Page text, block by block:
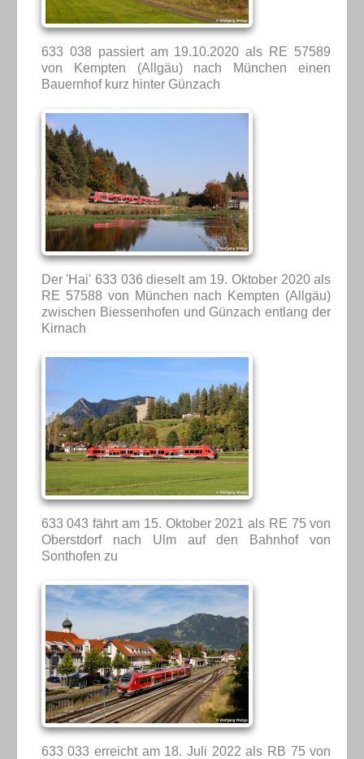
633 038 passiert am 19.10.2020 als RE 57589
von Kempten (Allgäu) nach München einen
Bauernhof kurz hinter Günzach
Der 'Hai' 633 036 dieselt am 19. Oktober 2020 als
RE 57588 von München nach Kempten (Allgäu)
zwischen Biessenhofen und Günzach entlang der
Kirnach
633 043 fährt am 15. Oktober 2021 als RE 75 von
Oberstdorf nach Ulm auf den Bahnhof von
Sonthofen zu
633 033 erreicht am 18. Juli 2022 als RB 75 von